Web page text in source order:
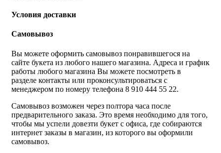
Условия доставки
Самовывоз
Вы можете оформить самовывоз понравившегося на
сайте букета из любого нашего магазина. Адреса и график
работы любого магазина Вы можете посмотреть в
разделе контакты или проконсультироваться с
менеджером по номеру телефона 8 910 444 55 22.
Самовывоз возможен через полтора часа после
предварительного заказа. Это время необходимо для того,
чтобы мы успели довезти букет с офиса, где собираются
интернет заказы в магазин, из которого вы оформили
самовывоз.